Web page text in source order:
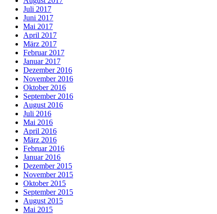
Juli 2017
Juni 2017
Mai 2017
April 2017
März 2017
Februar 2017
Januar 2017
Dezember 2016
November 2016
Oktober 2016
September 2016
August 2016
Juli 2016
Mai 2016
April 2016
März 2016
Februar 2016
Januar 2016
Dezember 2015
November 2015
Oktober 2015
September 2015
August 2015
Mai 2015